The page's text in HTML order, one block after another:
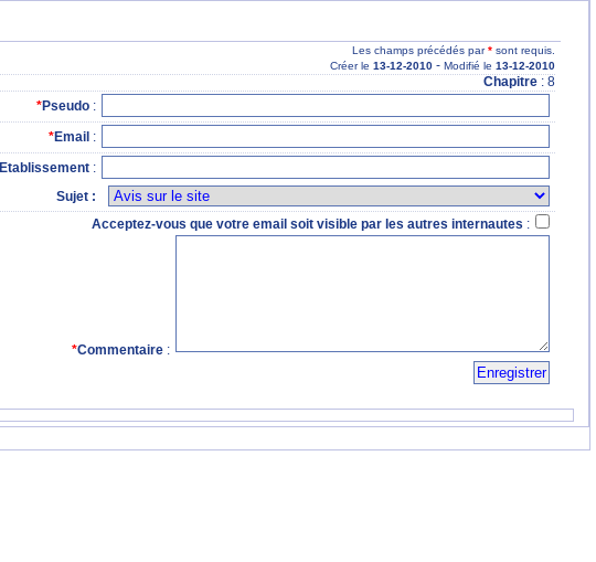
Les champs précédés par* sont requis.
Créer le 13-12-2010 - Modifié le 13-12-2010
Chapitre : 8
*Pseudo :
*Email :
Etablissement :
Sujet :
Acceptez-vous que votre email soit visible par les autres internautes :
*Commentaire: